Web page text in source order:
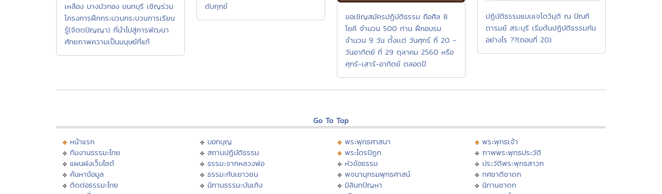
เหลือง บางบัวทอง นนทบุรี เชิญร่วม
โครงการฝึกกระบวนกระบวนการเรียน
รู้(จิตตปัญญา) ที่นำไปสู่การพัฒนา
ศักยภาพความเป็นมนุษย์ที่แท้
ดับทุกข์
ขอเชิญสมัครปฏิบัติธรรม ถือศีล 8
โยคี จำนวน 500 ท่าน ฝึกอบรม
จำนวน 9 วัน ตั้งเเต่ วันศุกร์ ที่ 20 -
วันอาทิตย์ ที่ 29 ตุลาคม 2560 หรือ
ศุกร์-เสาร์-อาทิตย์ ตลอดปี
ปฏิบัติธรรมแบบเจโตวิมุติ ณ ปัณฑิ
ตารมย์ สระบุรี เริ่มต้นปฏิบัติธรรมกัน
อย่างไร ??(ตอนที่ 20)
Go To Top
หน้าแรก
ทีมงานธรรมะไทย
แผนผังเว็บไซต์
ค้นหาข้อมูล
ติดต่อธรรมะไทย
บอกบุญ
สถานปฏิบัติธรรม
ธรรมะจากหลวงพ่อ
ธรรมะกับเยาวชน
นิทานธรรมะบันเทิง
พระพุทธศาสนา
พระไตรปิฏก
หัวข้อธรรม
พจนานุกรมพุทธศาสน์
มิลินทปัญหา
พระพุทธเจ้า
ภาพพระพุทธประวัติ
ประวัติพระพุทธสาวก
ทศชาติชาดก
นิทานชาดก